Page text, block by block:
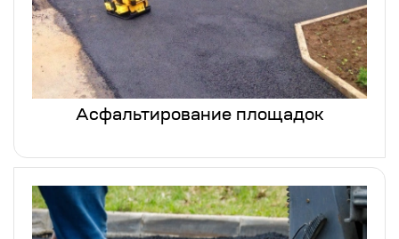
Асфальтирование площадок